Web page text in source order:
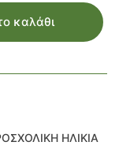
καλάθι
ΗΛΙΚΙΑ